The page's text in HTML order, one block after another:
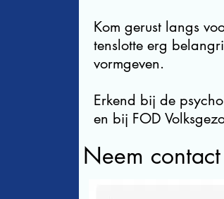
Kom gerust langs
tenslotte erg
vormgeven.
Erkend bij de
en bij FOD
Neem